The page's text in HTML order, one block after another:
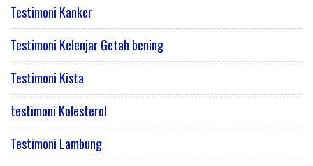
Testimoni Kanker
Testimoni Kelenjar Getah bening
Testimoni Kista
testimoni Kolesterol
Testimoni Lambung